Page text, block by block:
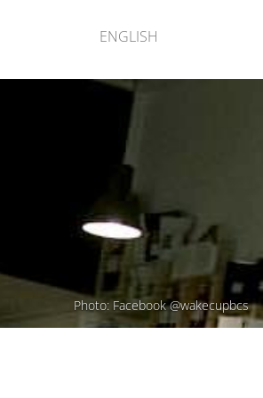
ENGLISH
Photo: Facebook @wakecupbcs